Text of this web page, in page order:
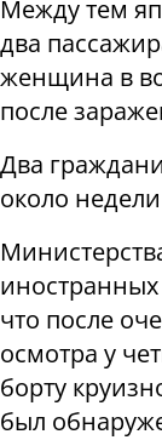
Между тем
два
женщина в
после
Два
около
что после
осмотра у
борту
был